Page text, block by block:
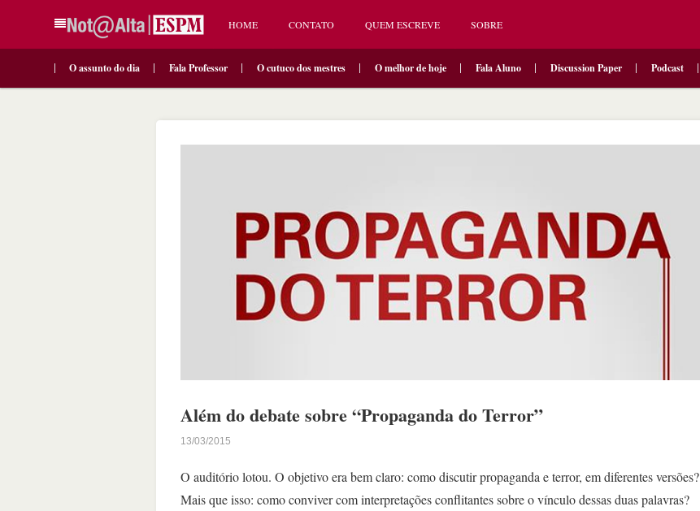
HOME CONTATO QUEM ESCREVE SOBRE
O assunto do dia Fala Professor O cutuco dos mestres O melhor de hoje Fala Aluno Discussion Paper Podcast
Além do debate sobre “Propaganda do Terror”
13/03/2015
O auditório lotou. O objetivo era bem claro: como discutir propaganda e terror, em diferentes versões?
Mais que isso: como conviver com interpretações conflitantes sobre o vínculo dessas duas palavras?